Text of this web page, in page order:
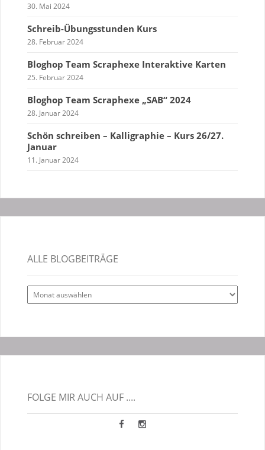
30. Mai 2024
Schreib-Übungsstunden Kurs
28. Februar 2024
Bloghop Team Scraphexe Interaktive Karten
25. Februar 2024
Bloghop Team Scraphexe „SAB“ 2024
28. Januar 2024
Schön schreiben – Kalligraphie – Kurs 26/27.
Januar
11. Januar 2024
ALLE BLOGBEITRÄGE
Alle
Blogbeiträge
FOLGE MIR AUCH AUF ....